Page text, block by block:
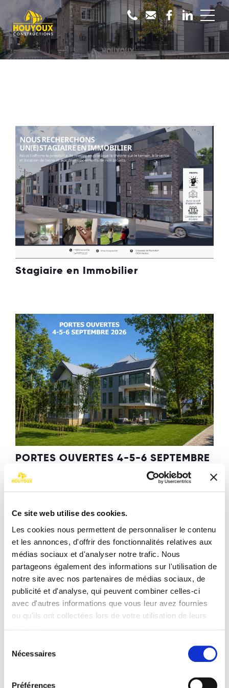
Ce site web utilise des cookies.
Les cookies nous permettent de personnaliser le contenu
et les annonces, d'offrir des fonctionnalités relatives aux
médias sociaux et d'analyser notre trafic. Nous
partageons également des informations sur l'utilisation de
notre site avec nos partenaires de médias sociaux, de
publicité et d'analyse, qui peuvent combiner celles-ci
avec d'autres informations que vous leur avez fournies
ou qu'ils ont collectées lors de votre utilisation de leurs
Nécessaires
Préférences
Stagiaire en Immobilier
PORTES OUVERTES 4-5-6 SEPTEMBRE
2026 A SPA !
Résidence La Sauvenière : 36 appartements et